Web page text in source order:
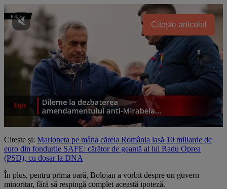
Citește articolul
Citește și: Marioneta pe mâna căreia România lasă 10 miliarde de
euro din fondurile SAFE: cărător de geantă al lui Radu Oprea
(PSD), cu dosar la DNA
În plus, pentru prima oară, Bolojan a vorbit despre un guvern
minoritar, fără să respingă complet această ipoteză.